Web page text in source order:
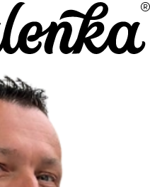
tie najlepšie služby.
ale potrebujeme súhlas
stránkach a aby sme
mieru či reklamu,
spoločnosti Google